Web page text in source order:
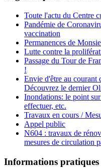
Toute l'actu du Centre
Pandémie de
vaccination
Permanences de
Lutte contre la
Passage du Tour de
!
Envie d'être au courant
Découvrez le dernier
Inondations: le point
effectuer, etc.
Travaux en cours /
Appel public
N604 : travaux de
mesures de circulation
Informations pratiques